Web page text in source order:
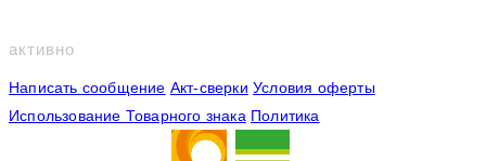
активно
Написать сообщение Акт-сверки Условия оферты
Использование Товарного знака Политика